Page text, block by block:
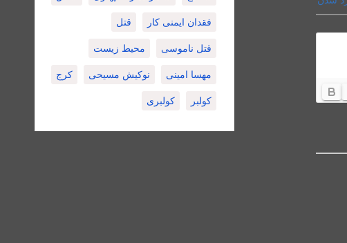
فقدان ایمنی کار قتل
قتل ناموسی محیط زیست
مهسا امینی نوکیش مسیحی کرج
کولبر کولبری